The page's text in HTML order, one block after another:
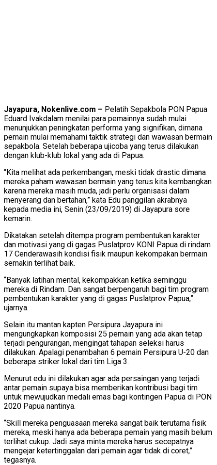
Jayapura, Nokenlive.com – Pelatih Sepakbola PON Papua
Eduard Ivakdalam menilai para pemainnya sudah mulai
menunjukkan peningkatan performa yang signifikan, dimana
pemain mulai memahami taktik strategi dan wawasan bermain
sepakbola. Setelah beberapa ujicoba yang terus dilakukan
dengan klub-klub lokal yang ada di Papua.
“Kita melihat ada perkembangan, meski tidak drastic dimana
mereka paham wawasan bermain yang terus kita kembangkan
karena mereka masih muda, jadi perlu organisasi dalam
menyerang dan bertahan,” kata Edu panggilan akrabnya
kepada media ini, Senin (23/09/2019) di Jayapura sore
kemarin.
Dikatakan setelah ditempa program pembentukan karakter
dan motivasi yang di gagas Puslatprov KONI Papua di rindam
17 Cenderawasih kondisi fisik maupun kekompakan bermain
semakin terlihat baik.
“Banyak latihan mental, kekompakkan ketika seminggu
mereka di Rindam. Dan sangat berpengaruh bagi tim program
pembentukan karakter yang di gagas Puslatprov Papua,”
ujarnya.
Selain itu mantan kapten Persipura Jayapura ini
mengungkapkan komposisi 25 pemain yang ada akan tetap
terjadi pengurangan, mengingat tahapan seleksi harus
dilakukan. Apalagi penambahan 6 pemain Persipura U-20 dan
beberapa striker lokal dari tim Liga 3.
Menurut edu ini dilakukan agar ada persaingan yang terjadi
antar pemain supaya bisa memberikan kontribusi bagi tim
untuk mewujudkan medali emas bagi kontingen Papua di PON
2020 Papua nantinya.
“Skill mereka penguasaan mereka sangat baik terutama fisik
mereka, meski hanya ada beberapa pemain yang masih belum
terlihat cukup. Jadi saya minta mereka harus secepatnya
mengejar ketertinggalan dari pemain agar tidak di coret,”
tegasnya.